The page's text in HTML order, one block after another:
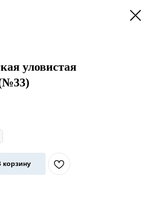
уловистая
корзину